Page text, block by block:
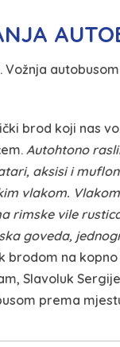
Vožnja
brod koji nas
Autohtono
aksisi i
vlakom.
rimske vile
goveda,
brodom na
Slavoluk
prema